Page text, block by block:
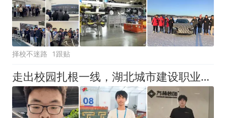
择校不迷路 1跟贴
走出校园扎根一线，湖北城市建设职业技术学院这群毕业生实力出彩